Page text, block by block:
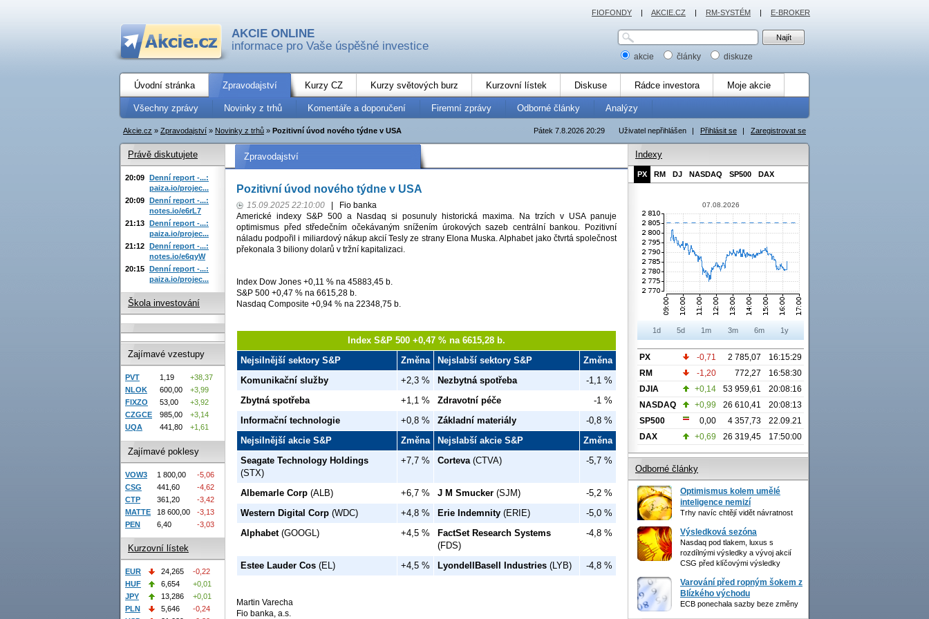
AKCIE ONLINE
informace pro Vaše úspěšné investice
akcie články diskuze
Úvodní stránka Zpravodajství Kurzy CZ Kurzy světových burz Kurzovní lístek Diskuse Rádce investora Moje akcie
Všechny zprávy Novinky z trhů Komentáře a doporučení Firemní zprávy Odborné články Analýzy
Uživatel nepřihlášen | Přihlásit se | Zaregistrovat se
Pátek 7.8.2026 20:29
Akcie.cz » Zpravodajství » Novinky z trhů » Pozitivní úvod nového týdne v USA
Zpravodajství
Pozitivní úvod nového týdne v USA
15.09.2025 22:10:00
Fio banka
Americké indexy S&P 500 a Nasdaq si posunuly historická maxima. Na trzích v USA panuje
optimismus před středečním očekávaným snížením úrokových sazeb centrální bankou. Pozitivní
náladu podpořil i miliardový nákup akcií Tesly ze strany Elona Muska. Alphabet jako čtvrtá společnost
překonala 3 biliony dolarů v tržní kapitalizaci.
Index Dow Jones +0,11 % na 45883,45 b.
S&P 500 +0,47 % na 6615,28 b.
Nasdaq Composite +0,94 % na 22348,75 b.
Index S&P 500 +0,47 % na 6615,28 b.
Nejsilnější sektory S&P
Změna Nejslabší sektory S&P
Změna
Komunikační služby
+2,3 % Nezbytná spotřeba
-1,1 %
Zbytná spotřeba
+1,1 % Zdravotní péče
-1 %
Informační technologie
+0,8 % Základní materiály
-0,8 %
Nejsilnější akcie S&P
Změna Nejslabší akcie S&P
Změna
Seagate Technology Holdings
(STX)
+7,7 % Corteva (CTVA) -5,7 %
Albemarle Corp (ALB) +6,7 % J M Smucker (SJM)
-5,2 %
Western Digital Corp (WDC) +4,8 % Erie Indemnity (ERIE)
-5,0 %
Alphabet(GOOGL) +4,5 %
FactSet Research Systems
(FDS)
-4,8 %
Estee Lauder Cos (EL) +4,5 % LyondellBasell Industries (LYB) -4,8 %
Martin Varecha
Fio banka, a.s.
Právě diskutujete
20:09 Denní report -...:
paiza.io/projec...
20:09 Denní report -...:
notes.io/e6rL7
21:13 Denní report -...:
paiza.io/projec...
21:12 Denní report -...:
notes.io/e6qyW
20:15 Denní report -...:
paiza.io/projec...
Škola investování
Zajímavé vzestupy
PVT 1,19
+38,37
NLOK
600,00
+3,99
FIXZO
53,00
+3,92
CZGCE
985,00
+3,14
UQA
441,80 +1,61
Zajímavé poklesy
VOW3 1 800,00
-5,06
CSG
441,60
-4,62
CTP
361,20
-3,42
MATTE
18 600,00
-3,13
PEN
6,40 -3,03
Kurzovní lístek
EUR 24,265
-0,22
HUF
6,654
+0,01
JPY
13,286
+0,01
PLN
5,646
-0,24
Indexy
PX RM DJ NASDAQ SP500 DAX
07.08.2026
1d 5d 1m 3m 6m 1y
PX -0,71 2 785,07
16:15:29
RM
-1,20 772,27
16:58:30
DJIA
+0,14 53 959,61
20:08:16
NASDAQ
+0,99 26 610,41
20:08:13
SP500
0,00 4 357,73
22.09.21
DAX
+0,69 26 319,45 17:50:00
Odborné články
Optimismus kolem umělé
inteligence nemizí
Trhy navíc chtějí vidět návratnost
Výsledková sezóna
Nasdaq pod tlakem, luxus s
rozdílnými výsledky a vývoj akcií
CSG před klíčovými výsledky
Varování před ropným šokem z
Blízkého východu
ECB ponechala sazby beze změny
FIOFONDY | AKCIE.CZ | RM-SYSTÉM | E-BROKER